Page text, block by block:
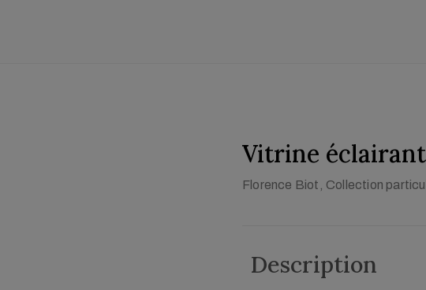
Vitrine
Florence Biot , Collection
Description